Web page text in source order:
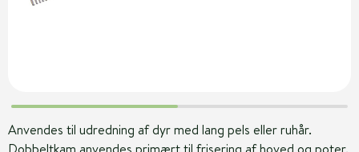
Anvendes til udredning af dyr med lang pels eller ruhår.